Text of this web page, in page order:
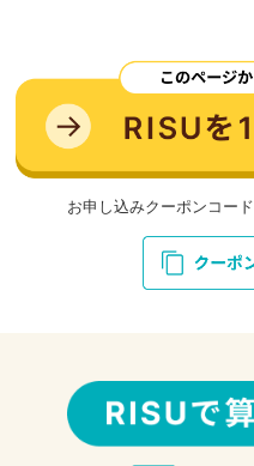
お申し込みクーポンコード